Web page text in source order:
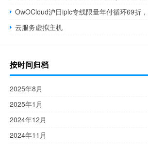
云服务虚拟主机
按时间归档
2025年8月
2025年1月
2024年12月
2024年11月